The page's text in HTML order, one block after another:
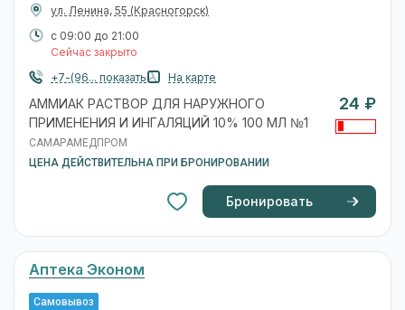
ул. Ленина, 55 (Красногорск)
с 09:00 до 21:00
Сейчас закрыто
+7-(96... показать
На карте
АММИАК РАСТВОР ДЛЯ НАРУЖНОГО
ПРИМЕНЕНИЯ И ИНГАЛЯЦИЙ 10% 100 МЛ №1
САМАРАМЕДПРОМ
ЦЕНА ДЕЙСТВИТЕЛЬНА ПРИ БРОНИРОВАНИИ
24 ₽
Бронировать
Аптека Эконом
Самовывоз